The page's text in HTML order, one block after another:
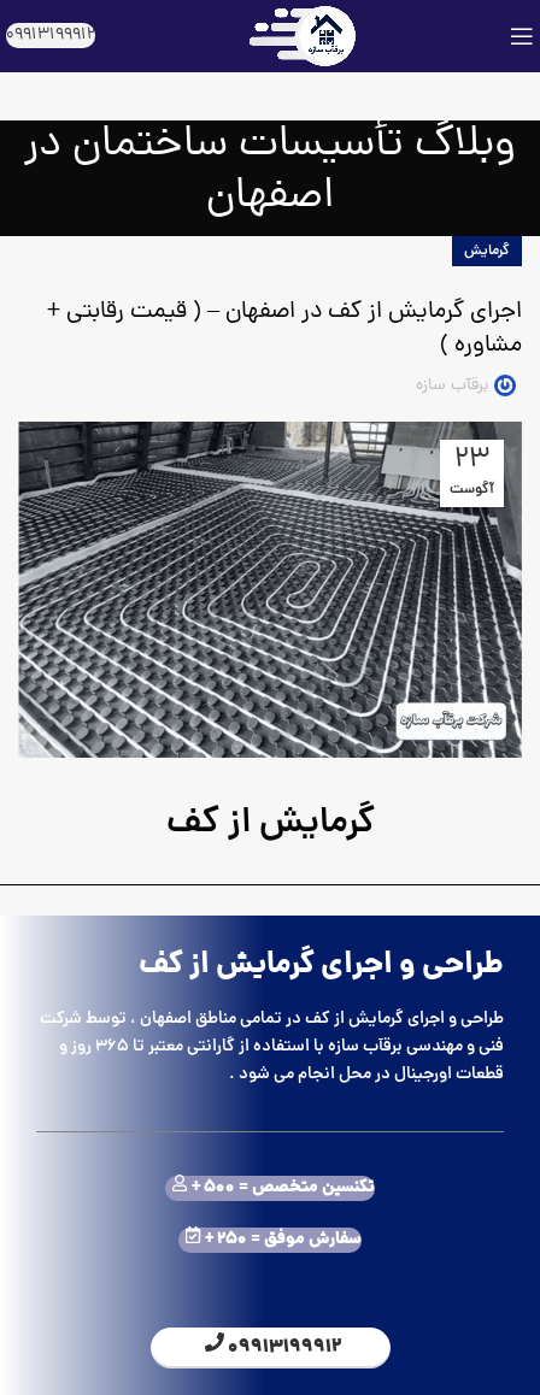
09913199912
وبلاگ تأسیسات ساختمان در
اصفهان
گرمایش
اجرای گرمایش از کف در اصفهان – ( قیمت رقابتی +
مشاوره )
برقآب سازه
23
آگوست
گرمایش از کف
طراحی و اجرای گرمایش از کف
طراحی و اجرای گرمایش از کف در تمامی مناطق اصفهان ، توسط شرکت
فنی و مهندسی برقآب سازه با استفاده از گارانتی معتبر تا 365 روز و
قطعات اورجینال در محل انجام می شود .
تکنسین متخصص = 500 +
سفارش موفق = 250 +
09913199912